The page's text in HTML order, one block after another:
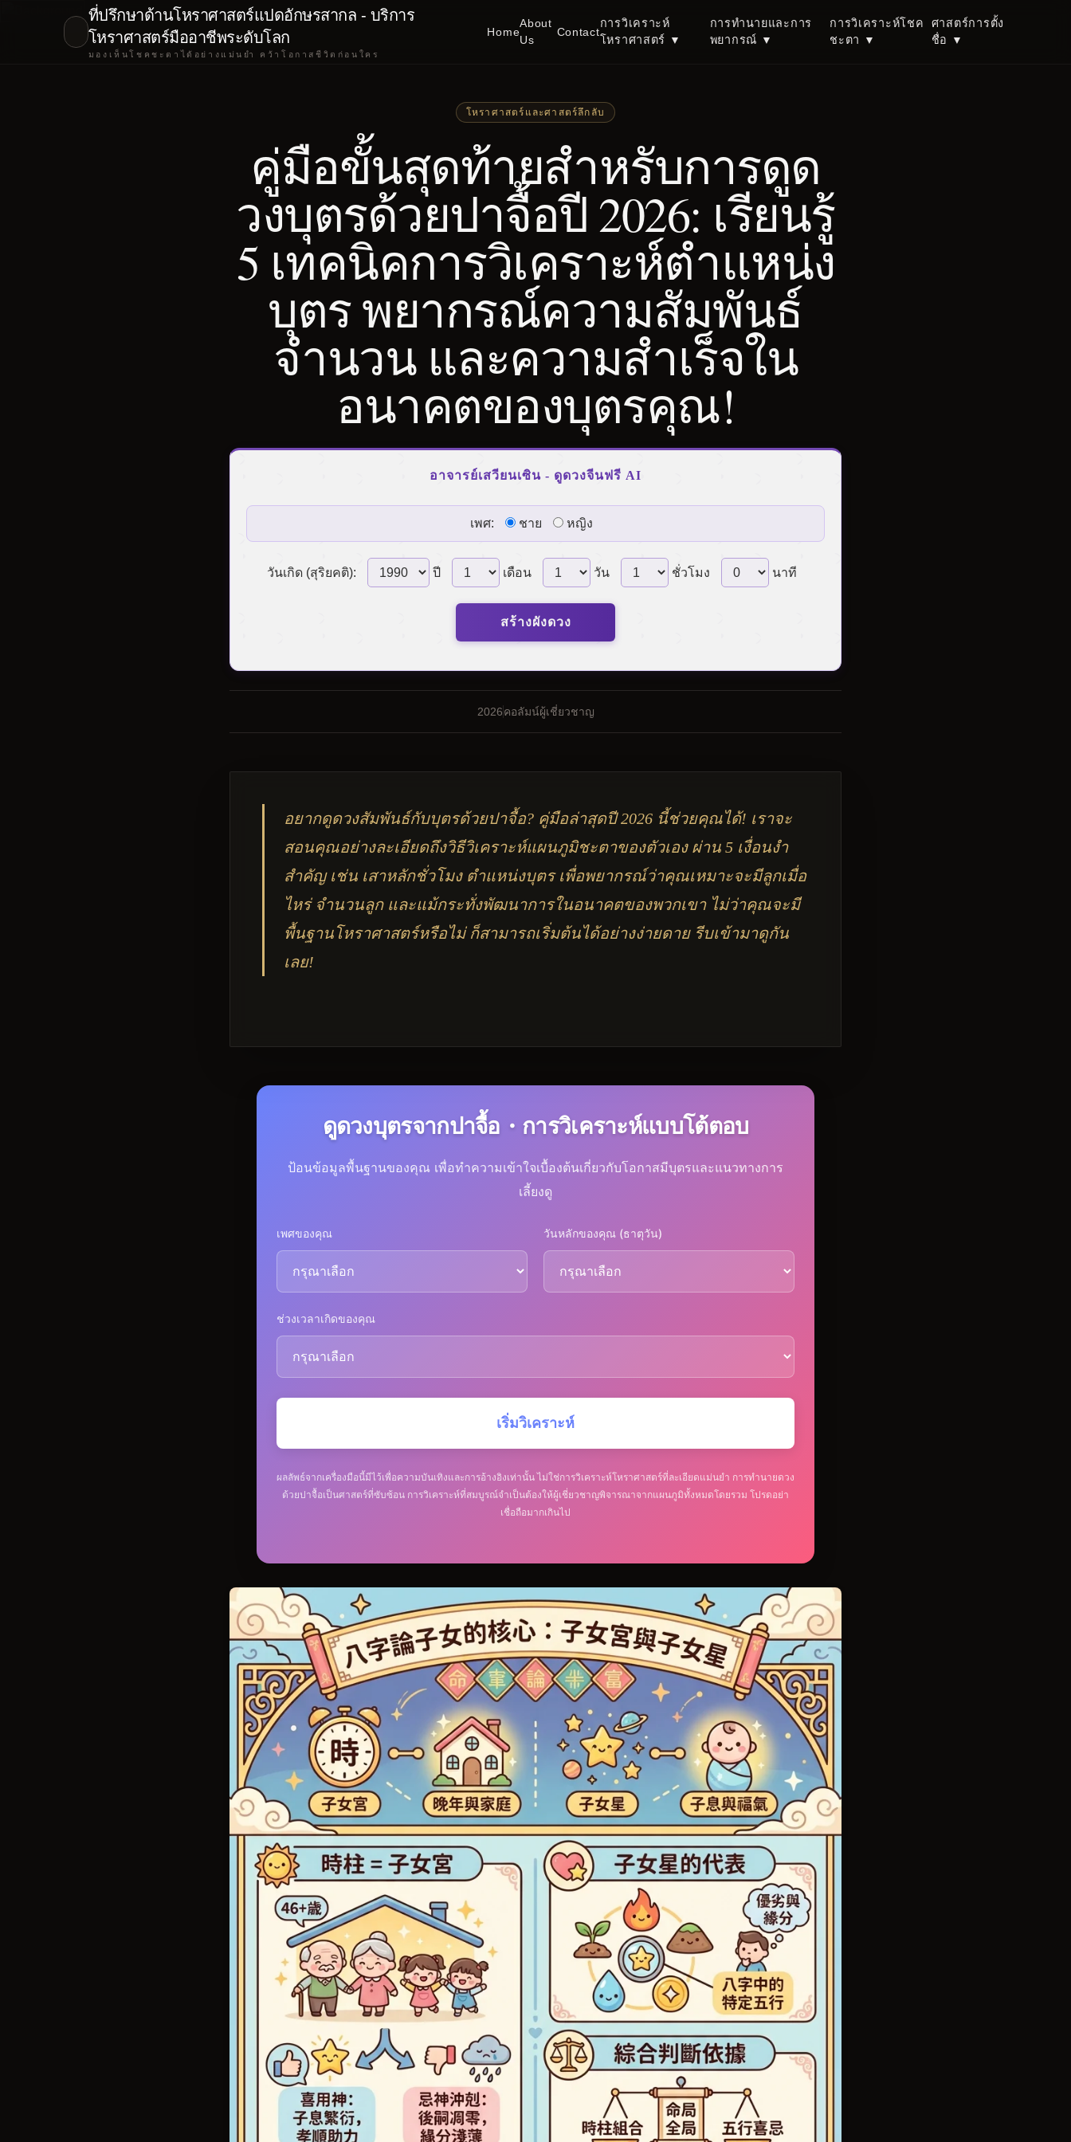
ที่ปรึกษาด้านโหราศาสตร์แปดอักษรสากล - บริการ
โหราศาสตร์มืออาชีพระดับโลก
มองเห็นโชคชะตาได้อย่างแม่นยำ คว้าโอกาสชีวิตก่อนใคร
Home
About
Us
Contact
การวิเคราะห์
โหราศาสตร์ ▼
การทำนายและการ
พยากรณ์ ▼
การวิเคราะห์โชค
ชะตา
▼
ศาสตร์การตั้ง
ชื่อ
▼
โหราศาสตร์และศาสตร์ลึกลับ
คู่มือขั้นสุดท้ายสำหรับการดูด
วงบุตรด้วยปาจื้อปี 2026: เรียนรู้
5 เทคนิคการวิเคราะห์ตำแหน่ง
บุตร พยากรณ์ความสัมพันธ์
จำนวน และความสำเร็จใน
อนาคตของบุตรคุณ!
อาจารย์เสวียนเซิน - ดูดวงจีนฟรี AI
เพศ: ชาย หญิง
วันเกิด (สุริยคติ): ปี เดือน วัน ชั่วโมง นาที
สร้างผังดวง
2026คอลัมน์ผู้เชี่ยวชาญ
อยากดูดวงสัมพันธ์กับบุตรด้วยปาจื้อ? คู่มือล่าสุดปี 2026 นี้ช่วยคุณได้! เราจะ
สอนคุณอย่างละเอียดถึงวิธีวิเคราะห์แผนภูมิชะตาของตัวเอง ผ่าน 5 เงื่อนงำ
สำคัญ เช่น เสาหลักชั่วโมง ตำแหน่งบุตร เพื่อพยากรณ์ว่าคุณเหมาะจะมีลูกเมื่อ
ไหร่ จำนวนลูก และแม้กระทั่งพัฒนาการในอนาคตของพวกเขา ไม่ว่าคุณจะมี
พื้นฐานโหราศาสตร์หรือไม่ ก็สามารถเริ่มต้นได้อย่างง่ายดาย รีบเข้ามาดูกัน
เลย!
ดูดวงบุตรจากปาจื้อ・การวิเคราะห์แบบโต้ตอบ
ป้อนข้อมูลพื้นฐานของคุณ เพื่อทำความเข้าใจเบื้องต้นเกี่ยวกับโอกาสมีบุตรและแนวทางการ
เลี้ยงดู
เพศของคุณ วันหลักของคุณ (ธาตุวัน)
ช่วงเวลาเกิดของคุณ
เริ่มวิเคราะห์
ผลลัพธ์จากเครื่องมือนี้มีไว้เพื่อความบันเทิงและการอ้างอิงเท่านั้น ไม่ใช่การวิเคราะห์โหราศาสตร์ที่ละเอียดแม่นยำ การทำนายดวง
ด้วยปาจื้อเป็นศาสตร์ที่ซับซ้อน การวิเคราะห์ที่สมบูรณ์จำเป็นต้องให้ผู้เชี่ยวชาญพิจารณาจากแผนภูมิทั้งหมดโดยรวม โปรดอย่า
เชื่อถือมากเกินไป